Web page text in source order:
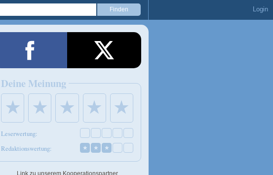
Login
Deine Meinung
★ ★ ★ ★ ★
Leserwertung:
Redaktionswertung:
★ ★ ★
Link zu unserem Kooperationspartner